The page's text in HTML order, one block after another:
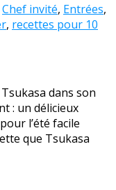
Chef invité, Entrées,
, recettes pour 10
dans son
: un délicieux
l’été facile
que Tsukasa